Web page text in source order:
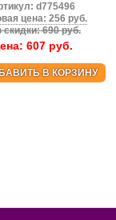
d775496
цена: 256 руб.
скидки: 690 руб.
607 руб.
В КОРЗИНУ